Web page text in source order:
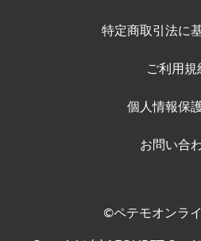
特定商取引法に
ご利用規
個人情報保
お問い合
©ペテモオンラ